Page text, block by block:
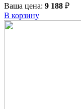
Ваша цена: 9 188 ₽
В корзину